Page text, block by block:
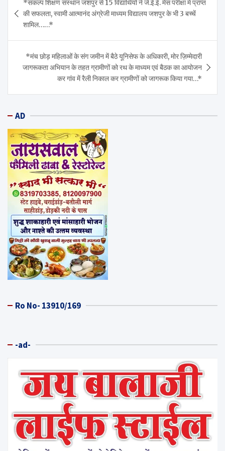
navigation
*संकल्प शिक्षण संस्थान जशपुर से 15 विद्यार्थियों ने जे.ई.ई. मेंस परीक्षा में प्राप्त
की सफलता, स्वामी आत्मानंद अंग्रेजी माध्यम विद्यालय जशपुर के भी 3 बच्चें
शामिल……*
*मंच छोड़ महिलाओं के संग जमीन में बैठे यूनिसेफ के अधिकारी, मोर ज़िम्मेदारी
जागरूकता अभियान के तहत ग्रामीणों को रथ के माध्यम एवं बैठक का आयोजन
कर गांव में रैली निकाल कर ग्रामीणों को जागरूक किया गया…*
AD
Ro No- 13910/169
-ad-